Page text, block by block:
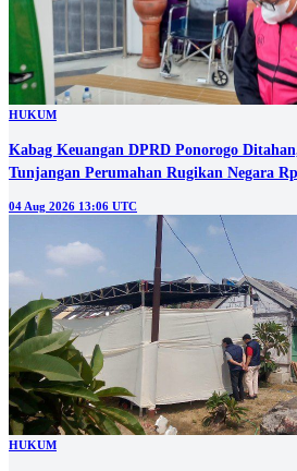
HUKUM
Kabag Keuangan DPRD Ponorogo
Tunjangan Perumahan Rugikan Negara
04 Aug 2026 13:06 UTC
HUKUM